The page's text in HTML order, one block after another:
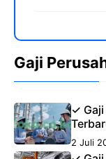
Gaji
✓ Gaji
2 Juli